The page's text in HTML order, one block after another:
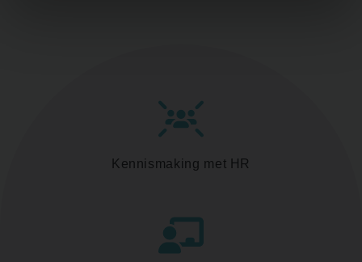
Kennismaking met HR